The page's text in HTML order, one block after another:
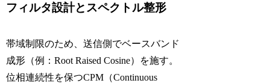
フィルタ設計とスペクトル整形
帯域制限のため、送信側でベースバンド
成形（例：Root Raised Cosine）を施す。
位相連続性を保つCPM（Continuous